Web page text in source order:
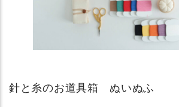
針と糸のお道具箱 ぬいぬふ